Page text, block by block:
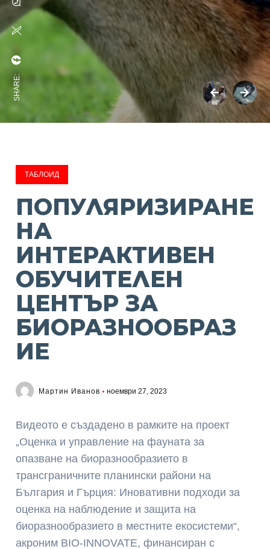
SHARE:
ТАБЛОИД
ПОПУЛЯРИЗИРАНЕ
НА
ИНТЕРАКТИВЕН
ОБУЧИТЕЛЕН
ЦЕНТЪР ЗА
БИОРАЗНООБРАЗ
ИЕ
Мартин Иванов ноември 27, 2023
Видеото е създадено в рамките на проект
„Оценка и управление на фауната за
опазване на биоразнообразието в
трансграничните планински райони на
България и Гърция: Иновативни подходи за
оценка на наблюдение и защита на
биоразнообразието в местните екосистеми“,
акроним BIO-INNOVATE, финансиран с